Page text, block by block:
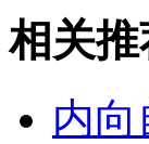
相关推
内